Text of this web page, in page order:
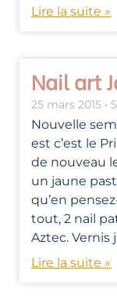
Lire la suite »
Nail art
25 mars 2015
Nouvelle
est c’est le
de nouveau
un jaune
qu’en
tout, 2 nail
Aztec. Vernis
Lire la suite »